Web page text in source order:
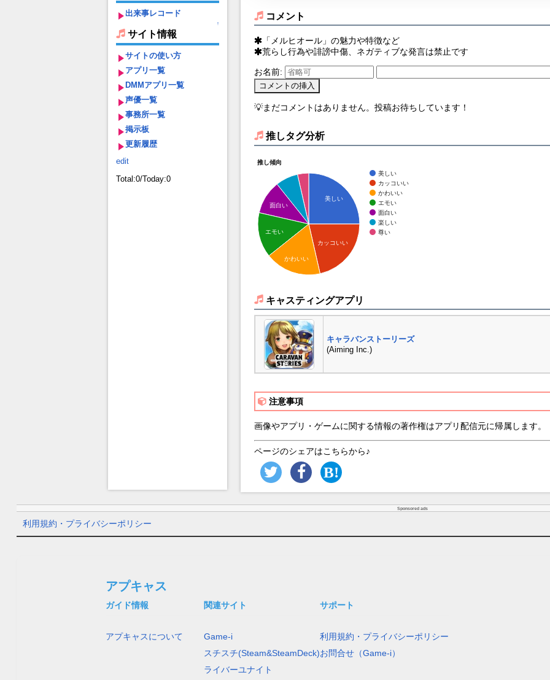
出来事レコード
↑
サイト情報
サイトの使い方
アプリ一覧
DMMアプリ一覧
声優一覧
事務所一覧
掲示板
更新履歴
edit
Total:0/Today:0
コメント
「メルヒオール」の魅力や特徴など
荒らし行為や誹謗中傷、ネガティブな発言は禁止です
お名前:
💡まだコメントはありません。投稿お待ちしています！
推しタグ分析
推し傾向
美しい
カッコいい
かわいい
エモい
面白い
楽しい
尊い
美しい
カッコいい
面白い
エモい
かわいい
キャスティングアプリ
キャラバンストーリーズ
(Aiming Inc.)
注意事項
画像やアプリ・ゲームに関する情報の著作権はアプリ配信元に帰属します。
ページのシェアはこちらから♪
Sponsored ads
利用規約・プライバシーポリシー
アプキャス
ガイド情報
アプキャスについて
関連サイト
Game-i
スチスチ(Steam&SteamDeck)
ライバーユナイト
サポート
利用規約・プライバシーポリシー
お問合せ（Game-i）